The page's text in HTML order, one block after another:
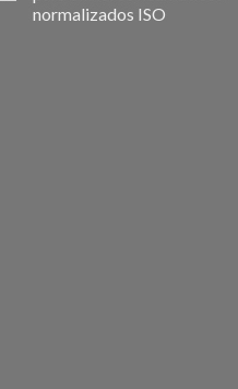
normalizados ISO